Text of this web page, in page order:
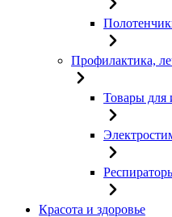
Профилактика,
Товары для
Красота и здоровье